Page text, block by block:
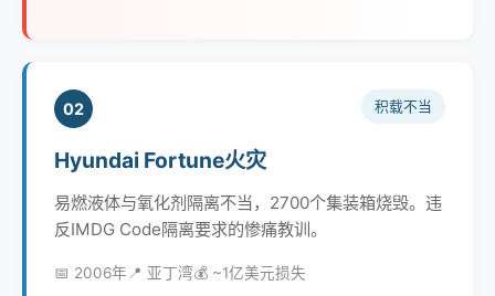
02 积载不当
Hyundai Fortune火灾
易燃液体与氧化剂隔离不当，2700个集装箱烧毁。违
反IMDG Code隔离要求的惨痛教训。
📅 2006年 📍 亚丁湾💰 ~1亿美元损失